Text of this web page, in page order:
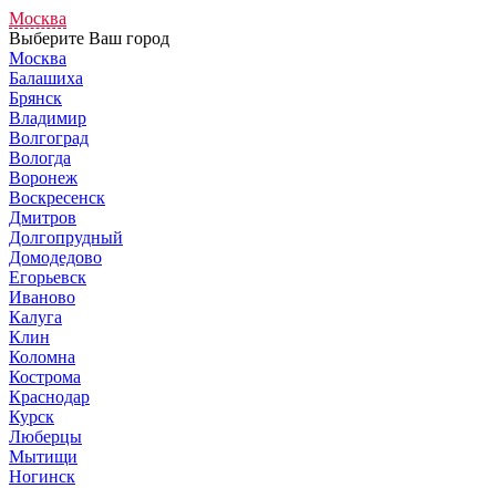
Москва
Выберите Ваш город
Москва
Балашиха
Брянск
Владимир
Волгоград
Вологда
Воронеж
Воскресенск
Дмитров
Долгопрудный
Домодедово
Егорьевск
Иваново
Калуга
Клин
Коломна
Кострома
Краснодар
Курск
Люберцы
Мытищи
Ногинск